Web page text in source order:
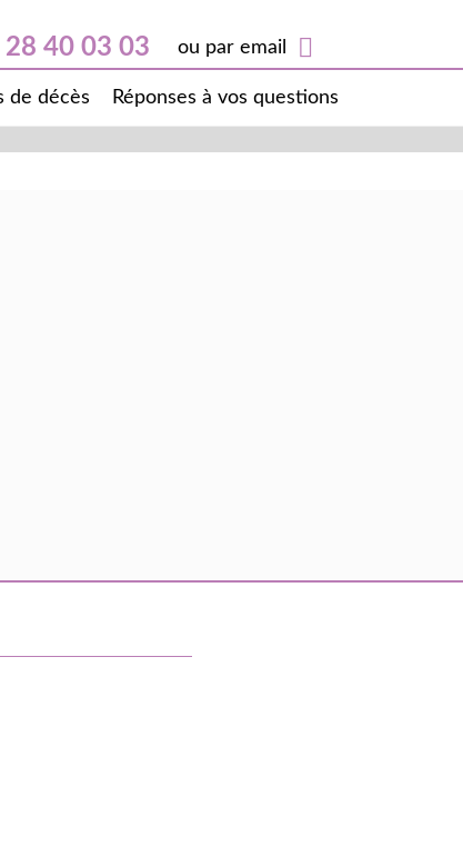
28 40 03 03 ou par email
de décès Réponses à vos questions